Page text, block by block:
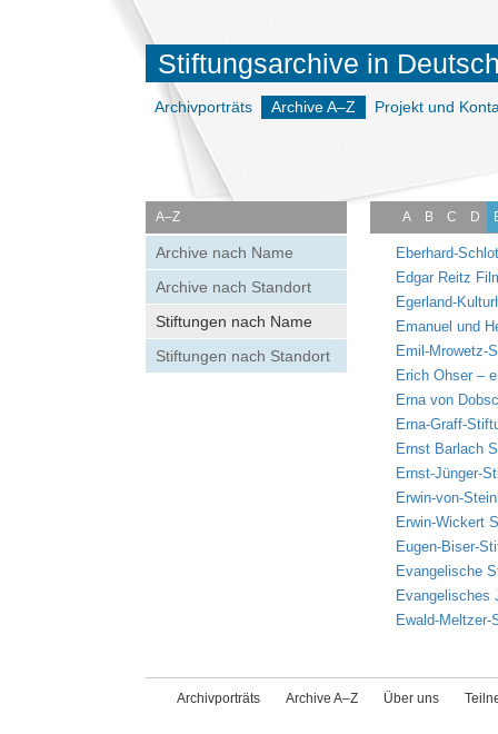
Stiftungsarchive in
Archivporträts Archive A–Z Projekt und
A–Z
Archive nach Name
Archive nach Standort
Stiftungen nach Name
Stiftungen nach Standort
A B C D
Eberhard-
Edgar Reitz
Egerland-
Emanuel und
Emil-Mrowetz-
Erich Ohser –
Erna von
Erna-Graff-
Ernst Barlach
Ernst-Jünger-
Erwin-von-
Erwin-Wickert
Eugen-Biser-
Evangelische
Evangelisches
Ewald-Meltzer-
Archivporträts Archive A–Z Über uns